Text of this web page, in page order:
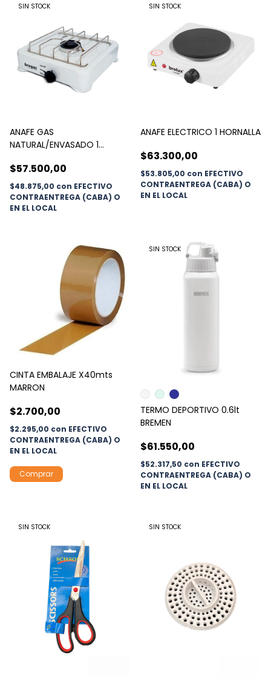
SIN STOCK
ANAFE GAS
NATURAL/ENVASADO 1
$57.500,00
$48.875,00 con EFECTIVO
CONTRAENTREGA (CABA) O
EN EL LOCAL
SIN STOCK
ANAFE ELECTRICO 1 HORNALLA
$63.300,00
$53.805,00 con EFECTIVO
CONTRAENTREGA (CABA) O
EN EL LOCAL
CINTA EMBALAJE X40mts
MARRON
$2.700,00
$2.295,00 con EFECTIVO
CONTRAENTREGA (CABA) O
EN EL LOCAL
SIN STOCK
TERMO DEPORTIVO 0.6lt
BREMEN
$61.550,00
$52.317,50 con EFECTIVO
CONTRAENTREGA (CABA) O
EN EL LOCAL
SIN STOCK SIN STOCK